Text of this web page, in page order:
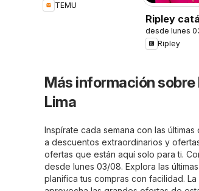
TEMU
Ripley
desde lunes
Ripley
Más información
Lima
Inspírate cada semana con las
a descuentos extraordinarios y
ofertas que están aquí solo para ti.
desde lunes 03/08. Explora las
planifica tus compras con facilidad.